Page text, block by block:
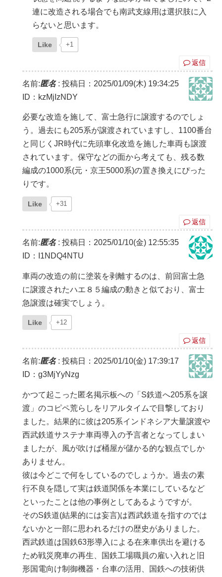
連に改造される場合でも南武支線用は選択肢に入
らないと思います。
Like +1
返信
名前:匿名: 投稿日：2025/01/09(木) 19:34:25
ID：kzMjIzNDY
必要な改造を施して、富士急行に譲渡するのでしょ
う。過去にも205系が譲渡されていますし、1100番台
と同じくJR時代に先頭車化改造を施した車両も譲渡
されています。保守などの面から考えても、残る数
編成の1000系(元・京王5000系)の置き換えにぴった
りです。
Like +31
返信
名前:匿名: 投稿日：2025/01/10(金) 12:55:35
ID：I1NDQ4NTU
車両の改造の前に塗装を剥離するのは、前回富士急
に譲渡されたハエ８５編成の動きと似ており、富士
急譲渡は確実でしょう。
Like +12
返信
名前:匿名: 投稿日：2025/01/10(金) 17:39:17
ID：g3MjYyNzg
かつて起こった匿名掲示板への「S鉄道へ205系を譲
渡」のコピペ荒らしをリアルタイムで目撃しており
ました。結果的に彼は205系インドネシア大量譲渡や
西武鉄道サステナ車両導入の予言者となってしまい
ましたが、風が吹けば桶屋が儲かる的な観点でしか
ありません。
彼は今どこで何をしているのでしょうか。過去の素
行不良を隠して実は鉄道関係を本業にしているなど
といったことは他の事例としてあるようですが。
そのS鉄道(結果的には妄言)は西武鉄道を指すのでは
ないかと一部に思われるだけの歴史がありました。
西武鉄道は国鉄63形導入による在来車供出を避ける
ため戦災廃車の再生、国鉄工場職員の雇い入れと旧
形国電向け制御機器・台車の活用、国鉄への技術供